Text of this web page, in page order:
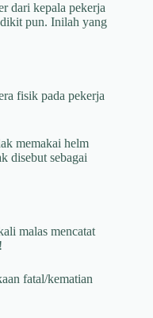
dari kepala pekerja
pun. Inilah yang
fisik pada pekerja
memakai helm
disebut sebagai
malas mencatat
fatal/kematian